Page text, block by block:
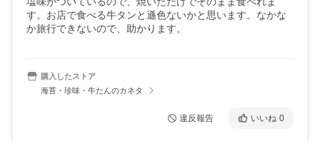
す。お店で食べる牛タンと遜色ないかと思います。なかな
か旅行できないので、助かります。
購入したストア
海苔・珍味・牛たんのカネタ
違反報告 いいね 0